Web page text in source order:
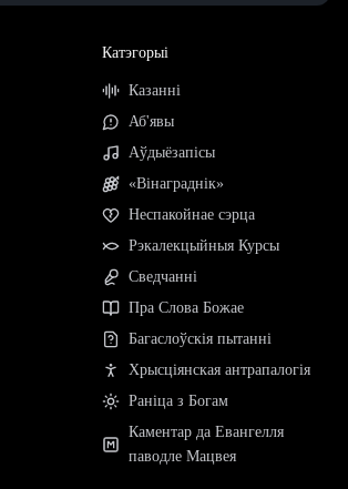
Катэгорыі
Казанні
Аб'явы
Аўдыёзапісы
«Вінаграднік»
Неспакойнае сэрца
Рэкалекцыйныя Курсы
Сведчанні
Пра Слова Божае
Багаслоўскія пытанні
Хрысціянская антрапалогія
Раніца з Богам
Каментар да Евангелля
паводле Мацвея